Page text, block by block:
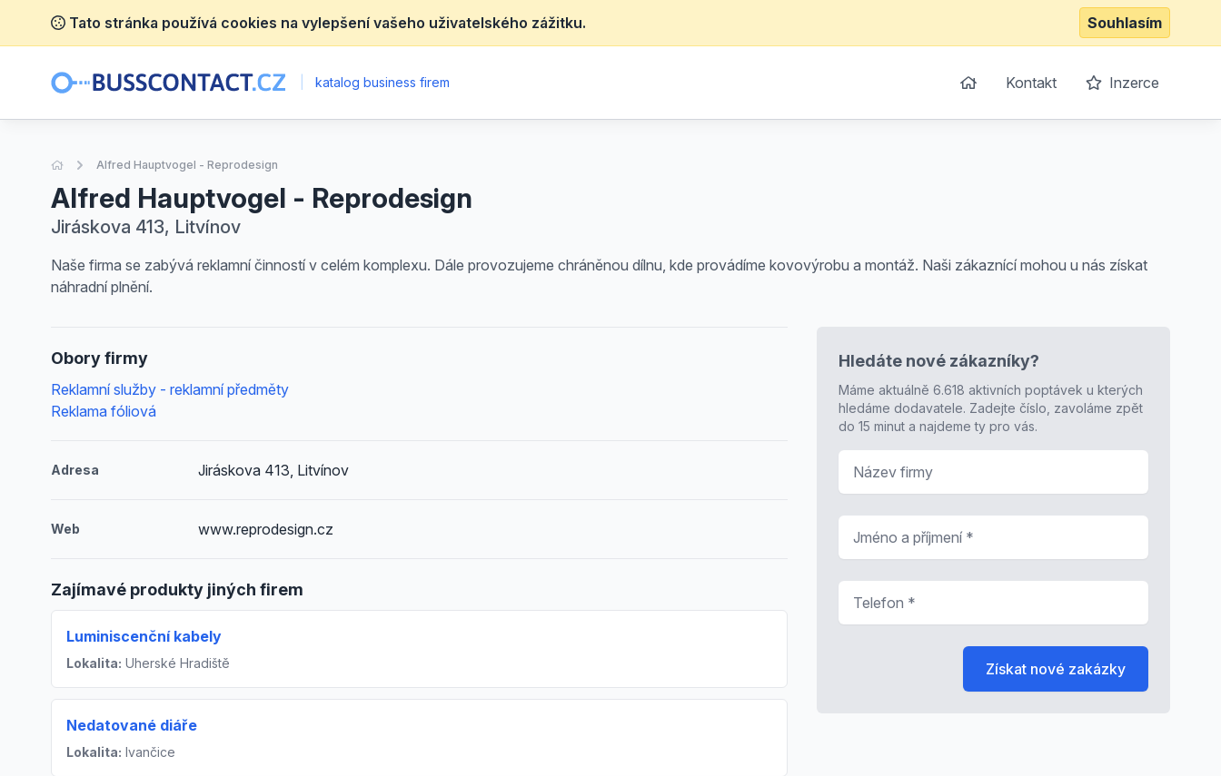
Tato stránka používá cookies na vylepšení vašeho uživatelského zážitku. Souhlasím
katalog business firem Kontakt Inzerce
Úvodní stránka
Alfred Hauptvogel - Reprodesign
Alfred Hauptvogel - Reprodesign
Jiráskova 413, Litvínov
Naše firma se zabývá reklamní činností v celém komplexu. Dále provozujeme chráněnou dílnu, kde provádíme kovovýrobu a montáž. Naši zákaznící mohou u nás získat
náhradní plnění.
Obory firmy
Reklamní služby - reklamní předměty
Reklama fóliová
Adresa Jiráskova 413, Litvínov
Web www.reprodesign.cz
Zajímavé produkty jiných firem
Luminiscenční kabely
Lokalita: Uherské Hradiště
Nedatované diáře
Lokalita: Ivančice
Hledáte nové zákazníky?
Máme aktuálně 6.618 aktivních poptávek u kterých
hledáme dodavatele. Zadejte číslo, zavoláme zpět
do 15 minut a najdeme ty pro vás.
Získat nové zakázky